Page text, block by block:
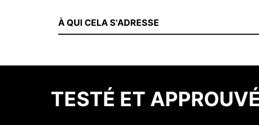
À QUI CELA S'ADRESSE
TESTÉ ET